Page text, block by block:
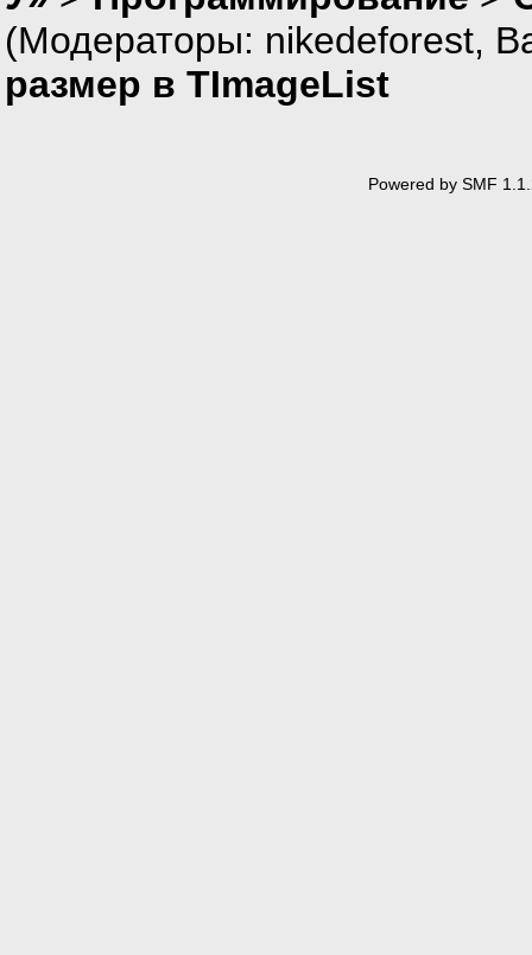
(Модераторы: nikedeforest,
размер в TImageList
Powered by SMF